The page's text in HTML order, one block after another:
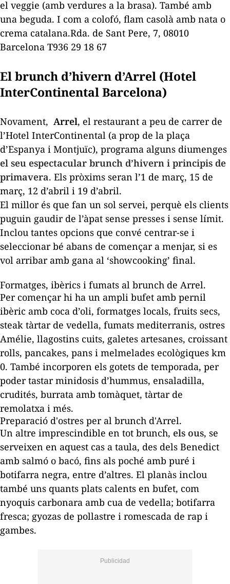
el veggie (amb verdures a la brasa). També amb
una beguda. I com a colofó, flam casolà amb nata o
crema catalana.Rda. de Sant Pere, 7, 08010
Barcelona T936 29 18 67
Elbrunch d’hivern d’Arrel (Hotel
InterContinental Barcelona)
Novament, Arrel, el restaurant a peu de carrer de
l’Hotel InterContinental (a prop de la plaça
d’Espanya i Montjuïc), programa alguns diumenges
el seu espectacular brunch d’hivern i principis de
primavera. Els pròxims seran l’1 de març, 15 de
març, 12 d’abril i 19 d’abril.
El millor és que fan un sol servei, perquè els clients
puguin gaudir de l’àpat sense presses i sense límit.
Inclou tantes opcions que convé centrar-se i
seleccionar bé abans de començar a menjar, si es
vol arribar amb gana al ‘showcooking’ final.
Formatges, ibèrics i fumats al brunch de Arrel.
Per començar hi ha un ampli bufet amb pernil
ibèric amb coca d’oli, formatges locals, fruits secs,
steak tàrtar de vedella, fumats mediterranis, ostres
Amélie, llagostins cuits, galetes artesanes, croissant
rolls, pancakes, pans i melmelades ecològiques km
0. També incorporen els gotets de temporada, per
poder tastar minidosis d’hummus, ensaladilla,
crudités, burrata amb tomàquet, tàrtar de
remolatxa i més.
Preparació d'ostres per al brunch d'Arrel.
Un altre imprescindible en tot brunch, els ous, se
serveixen en aquest cas a taula, des dels Benedict
amb salmó o bacó, fins als poché amb puré i
botifarra negra, entre d’altres. El planàs inclou
també uns quants plats calents en bufet, com
nyoquis carbonara amb cua de vedella; botifarra
fresca; gyozas de pollastre i romescada de rap i
gambes.